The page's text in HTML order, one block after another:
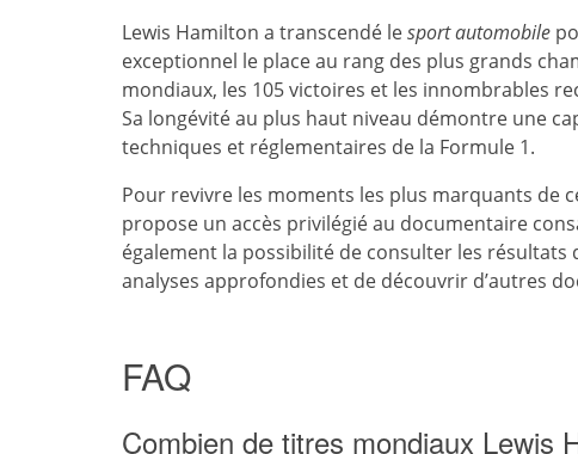
Lewis Hamilton a transcendé lesport automobile
exceptionnel le place au rang des plus grands
mondiaux, les 105 victoires et les innombrables
Sa longévité au plus haut niveau démontre une
techniques et réglementaires de la Formule 1.
Pour revivre les moments les plus marquants de
propose un accès privilégié au documentaire
également la possibilité de consulter les résultats
analyses approfondies et de découvrir d’autres
FAQ
Combien de titres mondiaux Lewis